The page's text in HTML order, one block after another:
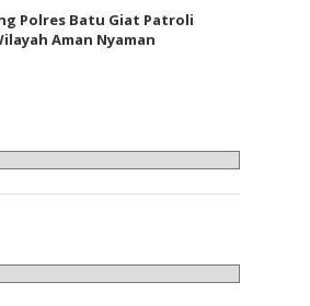
Polres Batu Giat Patroli
Aman Nyaman